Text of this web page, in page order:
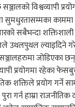
विश्वव्यापी
सुमधुरतासम्मका
सबैभन्दा शक्तिशाली
ल्याइदिने
सञ्जालहरुमा
प्रयोगमा रहेका
प्रयोग गर्ने
गर्न हाम्रा